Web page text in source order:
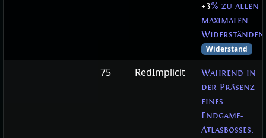
+3% zu allen
maximalen
Widerständen
Widerstand
75 RedImplicit
Während in
der Präsenz
eines
Endgame-
Atlasbosses: